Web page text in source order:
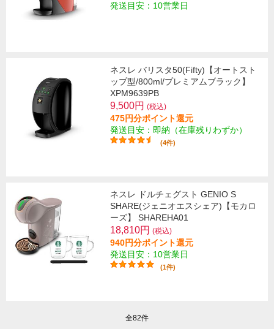
発送目安：10営業日
ネスレ バリスタ50(Fifty)【オートスト
ップ型/800ml/プレミアムブラック】
XPM9639PB
9,500円 (税込)
475円分ポイント還元
発送目安：即納（在庫残りわずか）
(4件)
ネスレ ドルチェグスト GENIO S
SHARE(ジェニオエスシェア)【モカロ
ーズ】 SHAREHA01
18,810円 (税込)
940円分ポイント還元
発送目安：10営業日
(1件)
全82件